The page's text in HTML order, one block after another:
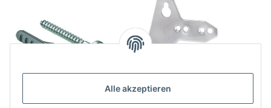
Alle akzeptieren